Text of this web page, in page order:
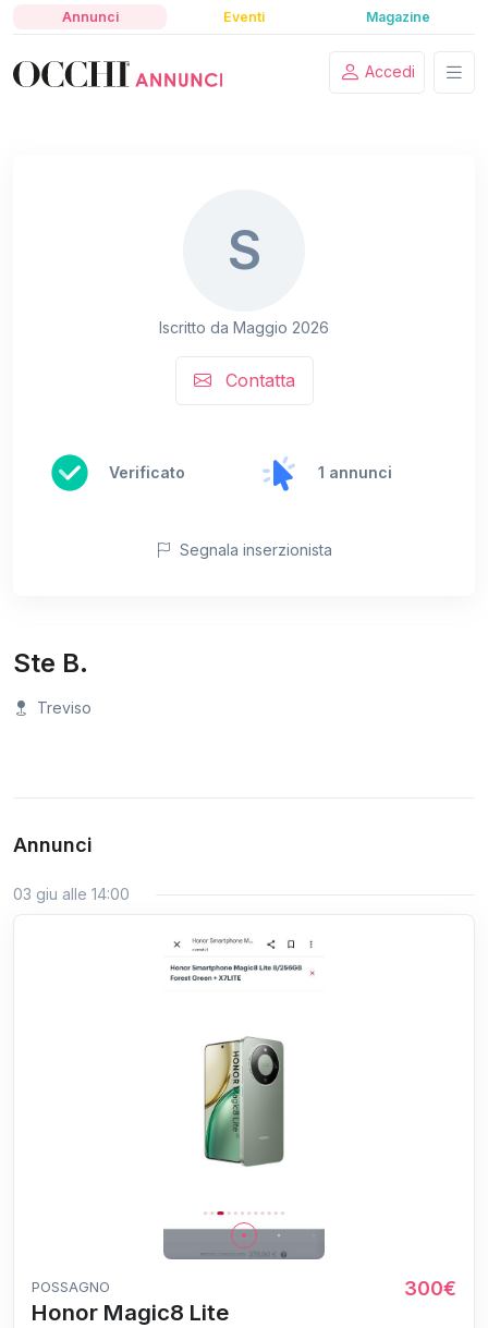
Annunci Eventi Magazine
Accedi
S
Iscritto da Maggio 2026
Contatta
Verificato 1 annunci
Segnala inserzionista
Ste B.
Treviso
Annunci
03 giu alle 14:00
POSSAGNO 300€
Honor Magic8 Lite